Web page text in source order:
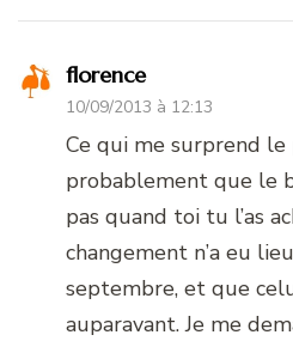
florence
10/09/2013 à 12:13
Ce qui me surprend le
probablement que le
pas quand toi tu l’as
changement n’a eu
septembre, et que
auparavant. Je me